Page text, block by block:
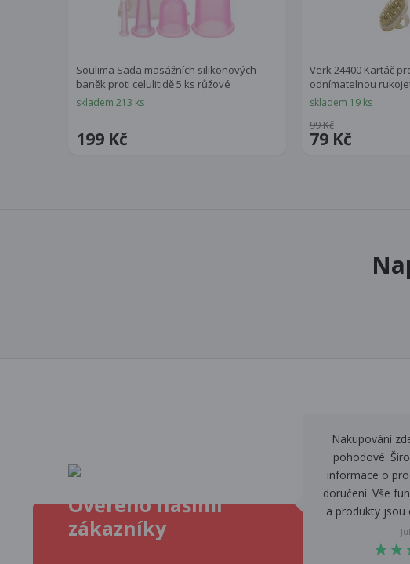
Soulima Sada masážních silikonových
baněk proti celulitidě 5 ks růžové
skladem 213 ks
199 Kč
Verk 24400 Kartáč
odnímatelnou
skladem 19 ks
79 Kč
99 Kč
Ověřeno našimi
zákazníky
Nakupování
pohodové.
informace o
doručení. Vše
a produkty jsou
★★
★★